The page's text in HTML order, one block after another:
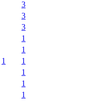
3
3
3
1
1
1
1
1
1
1